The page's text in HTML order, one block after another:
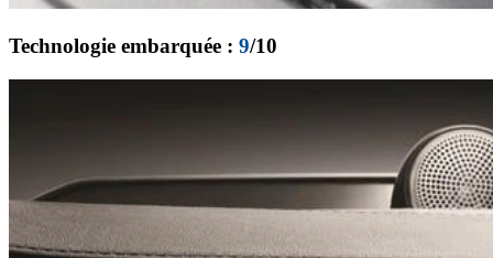
Technologie embarquée : 9/10